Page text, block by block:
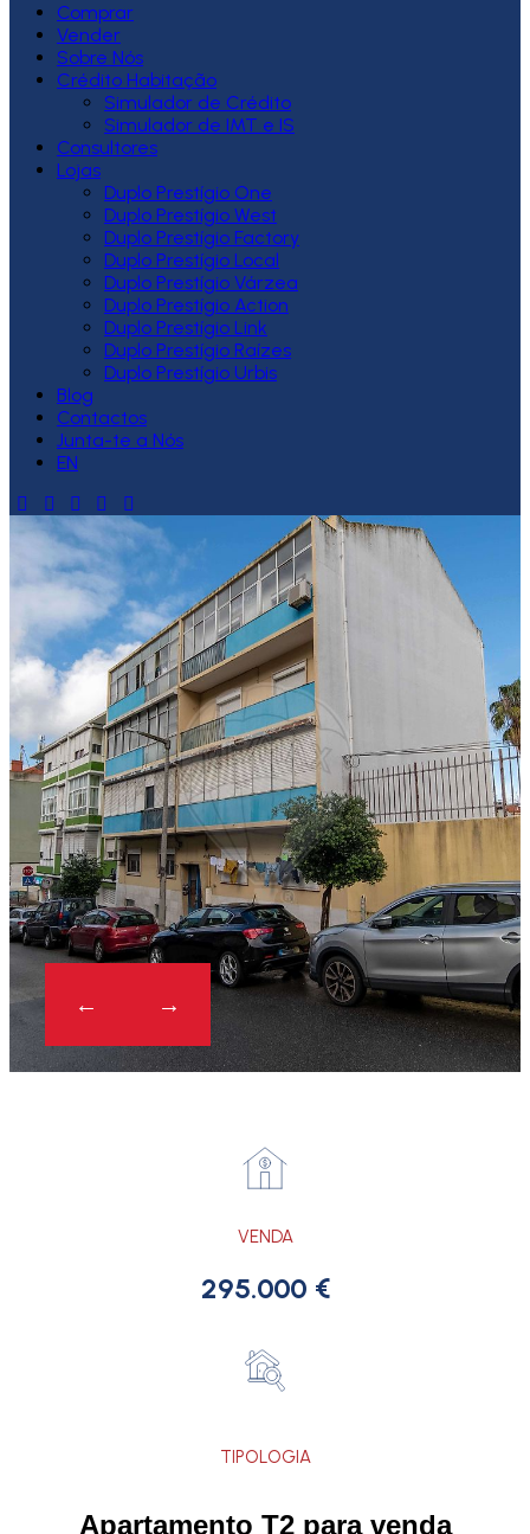
Comprar
Vender
Sobre Nós
Crédito Habitação
Simulador de Crédito
Simulador de IMT e IS
Consultores
Lojas
Duplo Prestígio One
Duplo Prestígio West
Duplo Prestígio Factory
Duplo Prestígio Local
Duplo Prestígio Várzea
Duplo Prestígio Action
Duplo Prestígio Link
Duplo Prestígio Raízes
Duplo Prestígio Urbis
Blog
Contactos
Junta-te a Nós
EN
VENDA
295.000 €
TIPOLOGIA
Apartamento T2 para venda